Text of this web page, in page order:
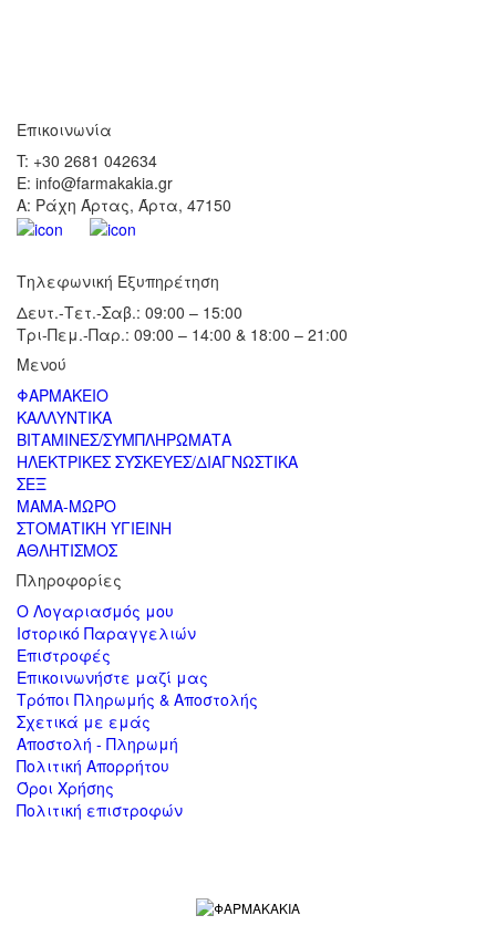
Επικοινωνία
T: +30 2681 042634
E: info@farmakakia.gr
Α: Ράχη Άρτας, Άρτα, 47150
Τηλεφωνική Εξυπηρέτηση
Δευτ.-Τετ.-Σαβ.: 09:00 – 15:00
Τρι-Πεμ.-Παρ.: 09:00 – 14:00 & 18:00 – 21:00
Μενού
ΦΑΡΜΑΚΕΙΟ
ΚΑΛΛΥΝΤΙΚΑ
ΒΙΤΑΜΙΝΕΣ/ΣΥΜΠΛΗΡΩΜΑΤΑ
ΗΛΕΚΤΡΙΚΕΣ ΣΥΣΚΕΥΕΣ/ΔΙΑΓΝΩΣΤΙΚΑ
ΣΕΞ
ΜΑΜΑ-ΜΩΡΟ
ΣΤΟΜΑΤΙΚΗ ΥΓΙΕΙΝΗ
ΑΘΛΗΤΙΣΜΟΣ
Πληροφορίες
Ο Λογαριασμός μου
Ιστορικό Παραγγελιών
Επιστροφές
Επικοινωνήστε μαζί μας
Τρόποι Πληρωμής & Αποστολής
Σχετικά με εμάς
Αποστολή - Πληρωμή
Πολιτική Απορρήτου
Όροι Χρήσης
Πολιτική επιστροφών